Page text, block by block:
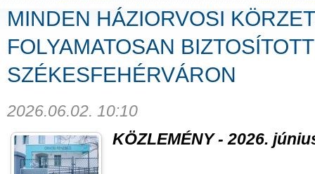
MINDEN HÁZIORVOSI
FOLYAMATOSAN
SZÉKESFEHÉRVÁRON
2026.06.02. 10:10
KÖZLEMÉNY - 2026.